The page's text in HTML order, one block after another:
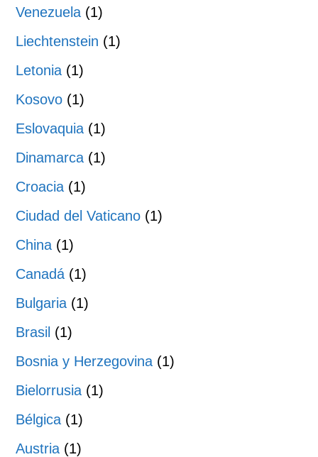
Venezuela (1)
Liechtenstein (1)
Letonia (1)
Kosovo (1)
Eslovaquia (1)
Dinamarca (1)
Croacia (1)
Ciudad del Vaticano (1)
China (1)
Canadá (1)
Bulgaria (1)
Brasil (1)
Bosnia y Herzegovina (1)
Bielorrusia (1)
Bélgica (1)
Austria (1)